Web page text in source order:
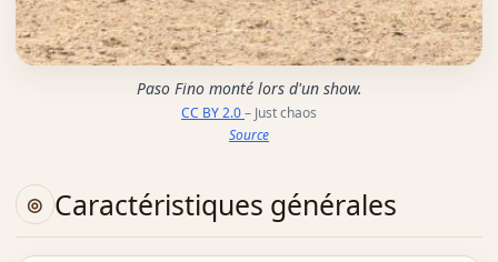
Paso Fino monté lors d'un show.
CC BY 2.0– Just chaos
Source
Caractéristiques générales